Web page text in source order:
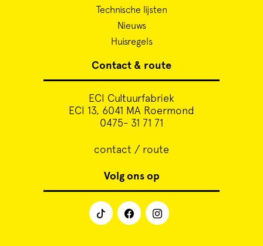
Technische lijsten
Nieuws
Huisregels
Contact & route
ECI Cultuurfabriek
ECI 13, 6041 MA Roermond
0475- 31 71 71
contact / route
Volg ons op